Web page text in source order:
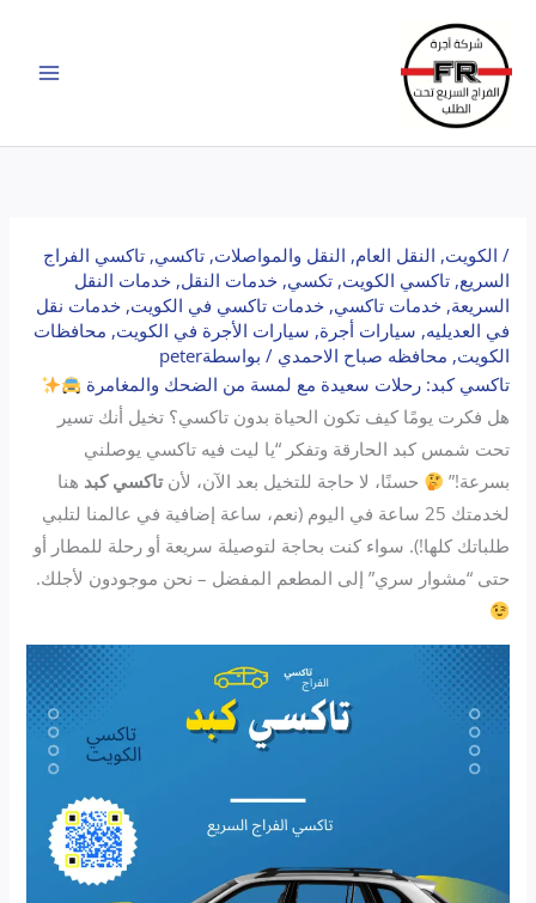
المحتوى
/ الكويت, النقل العام, النقل والمواصلات,تاكسي,تاكسي الفراج
السريع,تاكسي الكويت,تكسي,خدمات النقل,خدمات النقل
السريعة,خدمات تاكسي,خدمات تاكسي في الكويت,خدمات نقل
في العديليه, سيارات أجرة, سيارات الأجرة في الكويت, محافظات
الكويت, محافظه صباح الاحمدي / بواسطةpeter
تاكسي كبد: رحلات سعيدة مع لمسة من الضحك والمغامرة
هل فكرت يومًا كيف تكون الحياة بدون تاكسي؟ تخيل أنك تسير
تحت شمس كبد الحارقة وتفكر “يا ليت فيه تاكسي يوصلني
بسرعة!”
حسنًا، لا حاجة للتخيل بعد الآن، لأنتاكسي كبد هنا
لخدمتك 25 ساعة في اليوم (نعم، ساعة إضافية في عالمنا لتلبي
طلباتك كلها!). سواء كنت بحاجة لتوصيلة سريعة أو رحلة للمطار أو
حتى “مشوار سري” إلى المطعم المفضل – نحن موجودون لأجلك.